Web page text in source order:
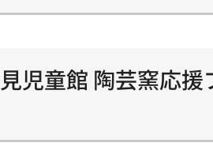
児童館 陶芸窯応